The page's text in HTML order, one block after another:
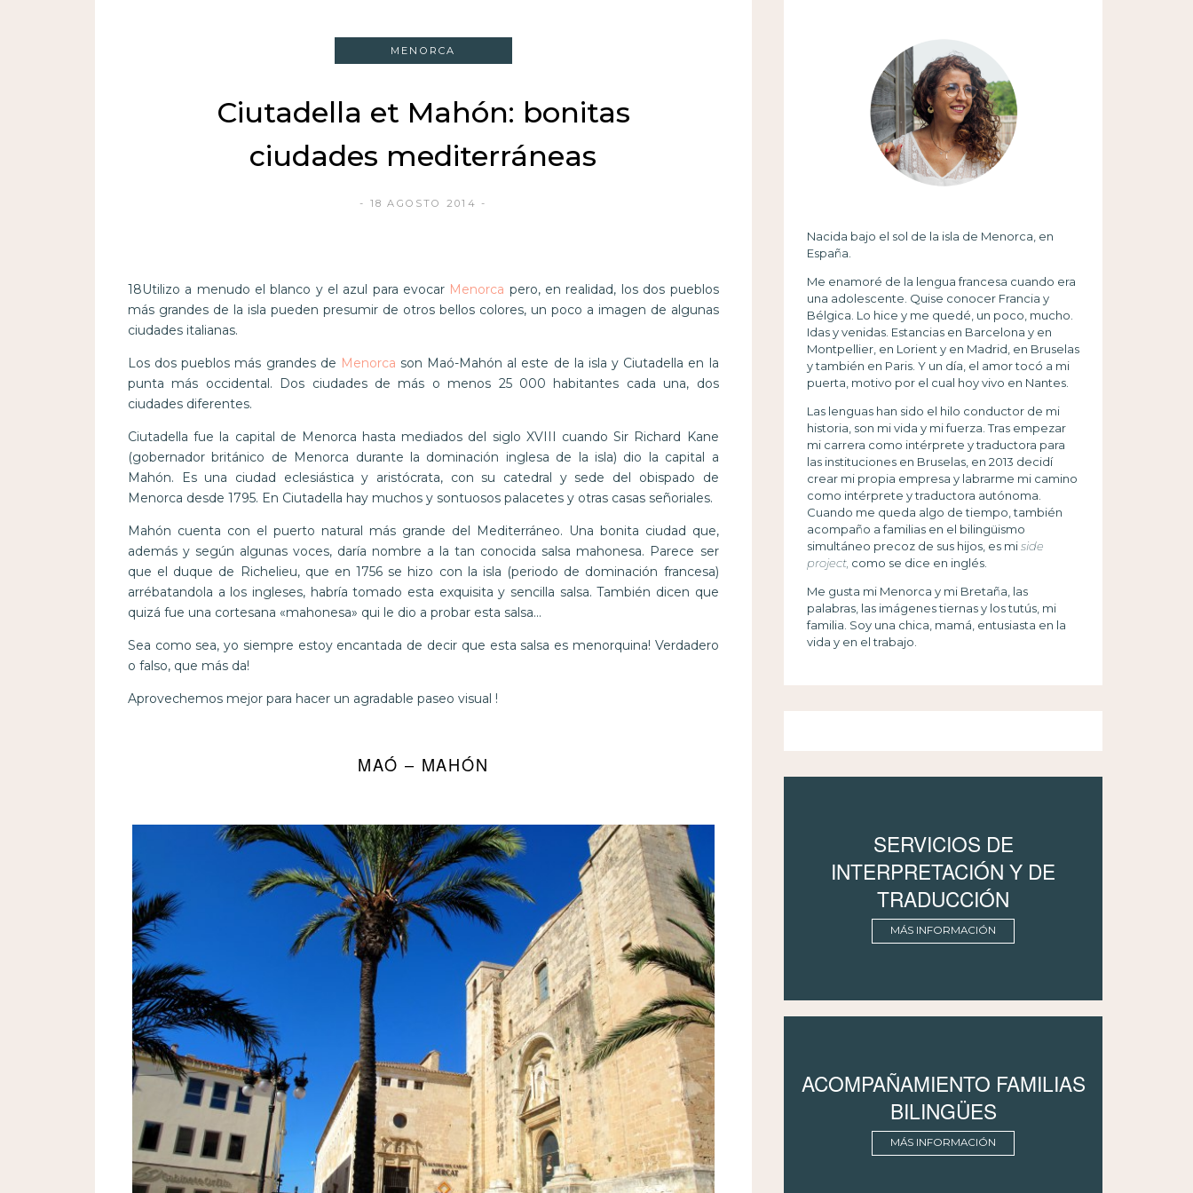
MENORCA
Ciutadella et Mahón: bonitas
ciudades mediterráneas
18 AGOSTO 2014
18Utilizo a menudo el blanco y el azul para evocar Menorca pero, en realidad, los dos pueblos
más grandes de la isla pueden presumir de otros bellos colores, un poco a imagen de algunas
ciudades italianas.
Los dos pueblos más grandes de Menorca son Maó-Mahón al este de la isla y Ciutadella en la
punta más occidental. Dos ciudades de más o menos 25 000 habitantes cada una, dos
ciudades diferentes.
Ciutadella fue la capital de Menorca hasta mediados del siglo XVIII cuando Sir Richard Kane
(gobernador británico de Menorca durante la dominación inglesa de la isla) dio la capital a
Mahón. Es una ciudad eclesiástica y aristócrata, con su catedral y sede del obispado de
Menorca desde 1795. En Ciutadella hay muchos y sontuosos palacetes y otras casas señoriales.
Mahón cuenta con el puerto natural más grande del Mediterráneo. Una bonita ciudad que,
además y según algunas voces, daría nombre a la tan conocida salsa mahonesa. Parece ser
que el duque de Richelieu, que en 1756 se hizo con la isla (periodo de dominación francesa)
arrébatandola a los ingleses, habría tomado esta exquisita y sencilla salsa. También dicen que
quizá fue una cortesana «mahonesa» qui le dio a probar esta salsa…
Sea como sea, yo siempre estoy encantada de decir que esta salsa es menorquina! Verdadero
o falso, que más da!
Aprovechemos mejor para hacer un agradable paseo visual !
MAÓ – MAHÓN
Nacida bajo el sol de la isla de Menorca, en
España.
Me enamoré de la lengua francesa cuando era
una adolescente. Quise conocer Francia y
Bélgica. Lo hice y me quedé, un poco, mucho.
Idas y venidas. Estancias en Barcelona y en
Montpellier, en Lorient y en Madrid, en Bruselas
y también en Paris. Y un día, el amor tocó a mi
puerta, motivo por el cual hoy vivo en Nantes.
Las lenguas han sido el hilo conductor de mi
historia, son mi vida y mi fuerza. Tras empezar
mi carrera como intérprete y traductora para
las instituciones en Bruselas, en 2013 decidí
crear mi propia empresa y labrarme mi camino
como intérprete y traductora autónoma.
Cuando me queda algo de tiempo, también
acompaño a familias en el bilingüismo
simultáneo precoz de sus hijos, es mi side
project, como se dice en inglés.
Me gusta mi Menorca y mi Bretaña, las
palabras, las imágenes tiernas y los tutús, mi
familia. Soy una chica, mamá, entusiasta en la
vida y en el trabajo.
SERVICIOS DE
INTERPRETACIÓN Y DE
TRADUCCIÓN
MÁS INFORMACIÓN
ACOMPAÑAMIENTO FAMILIAS
BILINGÜES
MÁS INFORMACIÓN